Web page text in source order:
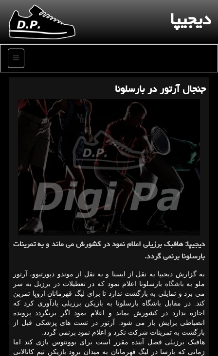
دیجیپا
منو
جنجال آرتور در بارسلونا
دیجیپا: هافبك برزیلی اعلام نمود در كشورش می ماند و به تمرینات
بارسلونا برنمی گردد.
به گزارش دیجیپا به نقل از ایسنا و به نقل از موندو دپورتیوو، آرتور
ملو به باشگاه بارسلونا اعلام نمود که در تعطیلات در برزیل به سر
می برد و تمایلی به بازگشت ندارد تا برای لیگ قهرمانان اروپا تمرین
کند. در مقابل باشگاه بارسلونا به بازیکن برزیلی یادآوری کرد که
اجازه ندارد در کشورش بماند و اعلام نمود اگر برنگردد پرونده
انضباطی برایش باز می شود. آرتور در تست های پزشکی قبل از
بازگشت به تمرینات شرکت نکرد و اعلام نمود برنمی گردد.
هافبک برزیلی فصل آینده مقرر است برای یوونتوس بازی کند اما
زمانی که بارسا در لیگ قهرمانان به میدان برود بازیکن تیم کاتالانی